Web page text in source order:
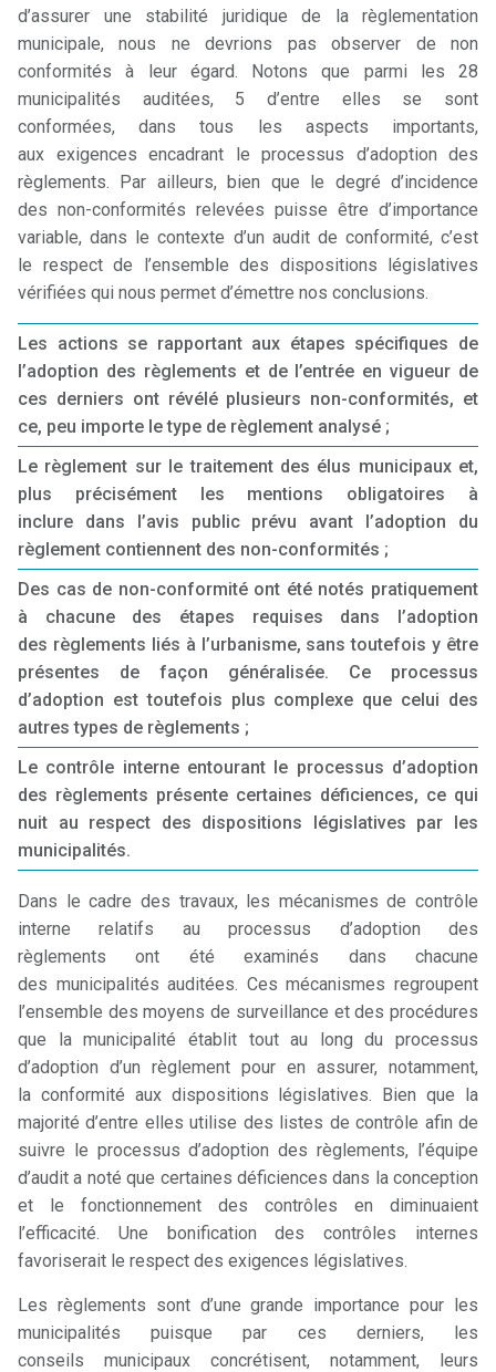
d’assurer une stabilité juridique de la règlementation
municipale, nous ne devrions pas observer de non
conformités à leur égard. Notons que parmi les 28
municipalités auditées, 5 d’entre elles se sont
conformées, dans tous les aspects importants,
aux exigences encadrant le processus d’adoption des
règlements. Par ailleurs, bien que le degré d’incidence
des non-conformités relevées puisse être d’importance
variable, dans le contexte d’un audit de conformité, c’est
le respect de l’ensemble des dispositions législatives
vérifiées qui nous permet d’émettre nos conclusions.
Les actions se rapportant aux étapes spécifiques de
l’adoption des règlements et de l’entrée en vigueur de
ces derniers ont révélé plusieurs non-conformités, et
ce, peu importe le type de règlement analysé ;
Le règlement sur le traitement des élus municipaux et,
plus précisément les mentions obligatoires à
inclure dans l’avis public prévu avant l’adoption du
règlement contiennent des non-conformités ;
Des cas de non-conformité ont été notés pratiquement
à chacune des étapes requises dans l’adoption
des règlements liés à l’urbanisme, sans toutefois y être
présentes de façon généralisée. Ce processus
d’adoption est toutefois plus complexe que celui des
autres types de règlements ;
Le contrôle interne entourant le processus d’adoption
des règlements présente certaines déficiences, ce qui
nuit au respect des dispositions législatives par les
municipalités.
Dans le cadre des travaux, les mécanismes de contrôle
interne relatifs au processus d’adoption des
règlements ont été examinés dans chacune
des municipalités auditées. Ces mécanismes regroupent
l’ensemble des moyens de surveillance et des procédures
que la municipalité établit tout au long du processus
d’adoption d’un règlement pour en assurer, notamment,
la conformité aux dispositions législatives. Bien que la
majorité d’entre elles utilise des listes de contrôle afin de
suivre le processus d’adoption des règlements, l’équipe
d’audit a noté que certaines déficiences dans la conception
et le fonctionnement des contrôles en diminuaient
l’efficacité. Une bonification des contrôles internes
favoriserait le respect des exigences législatives.
Les règlements sont d’une grande importance pour les
municipalités puisque par ces derniers, les
conseils municipaux concrétisent, notamment, leurs